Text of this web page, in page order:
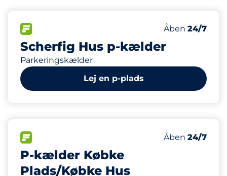
Scherfig Hus p-kælder
Parkeringskælder
Antal
Antal pladser
86
Fredag
Åben 24/7
Lej en p-plads
P-kælder Købke
Plads/Købke Hus
Antal
Antal pladser
50
Fredag
Åben 24/7